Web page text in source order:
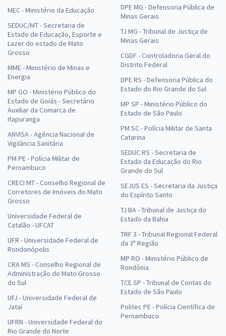
MEC - Ministério da Educação
SEDUC/MT - Secretaria de
Estado de Educação, Esporte e
Lazer do estado de Mato
Grosso
MME - Ministério de Minas e
Energia
MP GO - Ministério Público do
Estado de Goiás - Secretário
Auxiliar da Comarca de
Itapuranga
ANVISA - Agência Nacional de
Vigilância Sanitária
PM PE - Polícia Militar de
Pernambuco
CRECI MT - Conselho Regional de
Corretores de Imóveis do Mato
Grosso
Universidade Federal de
Catalão - UFCAT
UFR - Universidade Federal de
Rondonópolis
CRA MS - Conselho Regional de
Administração do Mato Grosso
do Sul
UFJ - Universidade Federal de
Jataí
UFRN - Universidade Federal do
Rio Grande do Norte
DPE MG - Defensoria Pública de
Minas Gerais
TJ MG - Tribunal de Justiça de
Minas Gerais
CGDF - Controladoria Geral do
Distrito Federal
DPE RS - Defensoria Pública do
Estado do Rio Grande do Sul
MP SP - Ministério Público do
Estado de São Paulo
PM SC - Polícia Militar de Santa
Catarina
SEDUC RS - Secretaria de
Estado da Educação do Rio
Grande do Sul
SEJUS ES - Secretaria da Justiça
do Espírito Santo
TJ BA - Tribunal de Justiça do
Estado da Bahia
TRF 3 - Tribunal Regional Federal
da 3ª Região
MP RO - Ministério Público de
Rondônia
TCE SP - Tribunal de Contas do
Estado de São Paulo
Politec PE - Polícia Científica de
Pernambuco